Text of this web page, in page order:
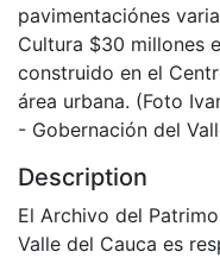
pavimentaciónes
Cultura $30 millones
construido en el
área urbana. (Foto
- Gobernación del
Description
El Archivo del
Valle del Cauca es